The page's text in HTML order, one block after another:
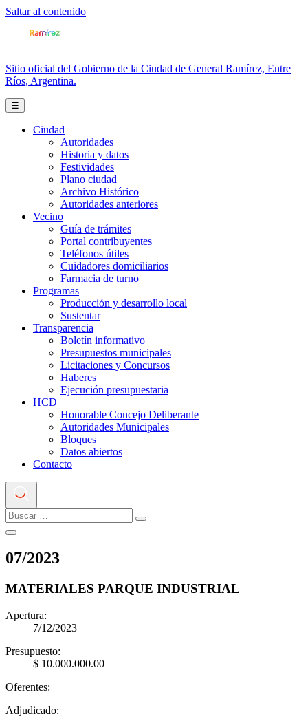
Saltar al contenido
Sitio oficial del Gobierno de la Ciudad de General Ramírez, Entre
Ríos, Argentina.
☰
Ciudad
Autoridades
Historia y datos
Festividades
Plano ciudad
Archivo Histórico
Autoridades anteriores
Vecino
Guía de trámites
Portal contribuyentes
Teléfonos útiles
Cuidadores domiciliarios
Farmacia de turno
Programas
Producción y desarrollo local
Sustentar
Transparencia
Boletín informativo
Presupuestos municipales
Licitaciones y Concursos
Haberes
Ejecución presupuestaria
HCD
Honorable Concejo Deliberante
Autoridades Municipales
Bloques
Datos abiertos
Contacto
07/2023
MATERIALES PARQUE INDUSTRIAL
Apertura:
7/12/2023
Presupuesto:
$ 10.000.000.00
Oferentes:
Adjudicado: